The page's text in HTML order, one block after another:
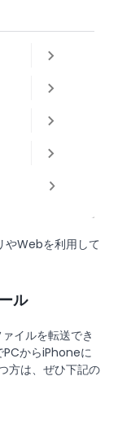
Webを利用して
ル
イルを転送でき
からiPhoneに
方は、ぜひ下記の